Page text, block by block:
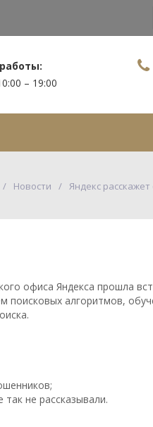
– 19:00
Новости Яндекс
офиса Яндекса прошла
поисковых алгоритмов,
не рассказывали.